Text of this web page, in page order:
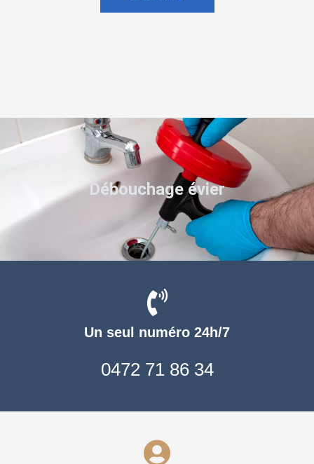
Un seul numéro 24h/7
0472 71 86 34
Débouchage évier